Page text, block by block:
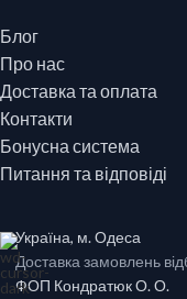
Блог
Про нас
Доставка та оплата
Контакти
Бонусна система
Питання та відповіді
Україна, м. Одеса
Доставка замовлень
ФОП Кондратюк О. О.